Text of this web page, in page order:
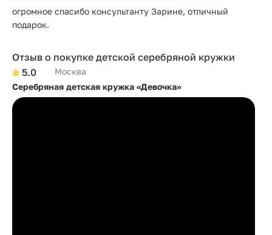
огромное спасибо консультанту Зарине, отличный
подарок.
Отзыв о покупке детской серебряной кружки
5.0
Москва
Серебряная детская кружка «Девочка»